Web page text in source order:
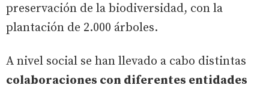
preservación de la biodiversidad, con la
plantación de 2.000 árboles.
A nivel social se han llevado a cabo distintas
colaboraciones con diferentes entidades